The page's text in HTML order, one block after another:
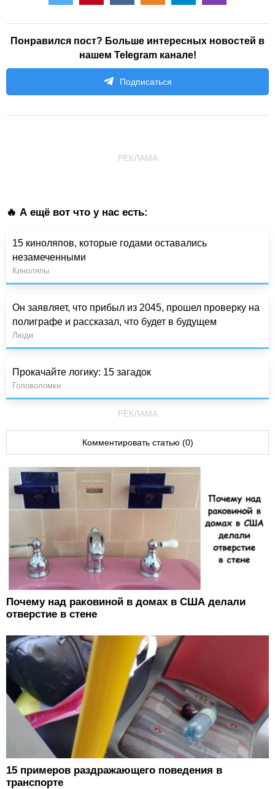
Понравился пост? Больше интересных новостей в
нашем Telegram канале!
Подписаться
РЕКЛАМА
🔥 А ещё вот что у нас есть:
15 киноляпов, которые годами оставались
незамеченными
Киноляпы
Он заявляет, что прибыл из 2045, прошел проверку на
полиграфе и рассказал, что будет в будущем
Люди
Прокачайте логику: 15 загадок
Головоломки
РЕКЛАМА
Комментировать статью (0)
Почему над раковиной в домах в США делали
отверстие в стене
15 примеров раздражающего поведения в
транспорте